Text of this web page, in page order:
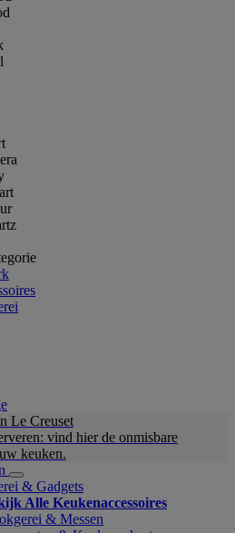
Le Creuset
vind hier de onmisbare
keuken.
& Gadgets
Alle Keukenaccessoires
& Messen